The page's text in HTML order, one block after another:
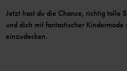
Jetzt hast du die Chance, richtig tolle
und dich mit fantastischer
einzudecken.